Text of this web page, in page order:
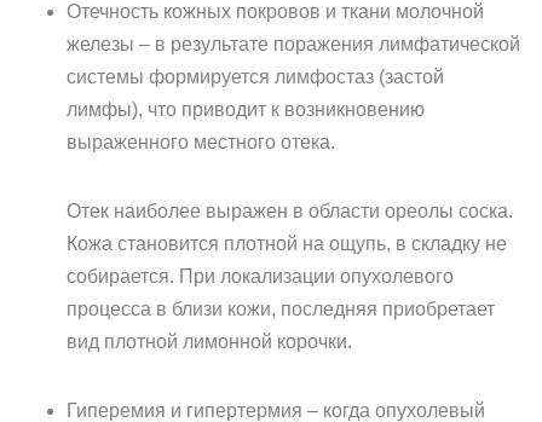
Отечность кожных покровов и ткани молочной
железы – в результате поражения лимфатической
системы формируется лимфостаз (застой
лимфы), что приводит к возникновению
выраженного местного отека.
Отек наиболее выражен в области ореолы соска.
Кожа становится плотной на ощупь, в складку не
собирается. При локализации опухолевого
процесса в близи кожи, последняя приобретает
вид плотной лимонной корочки.
Гиперемия и гипертермия – когда опухолевый